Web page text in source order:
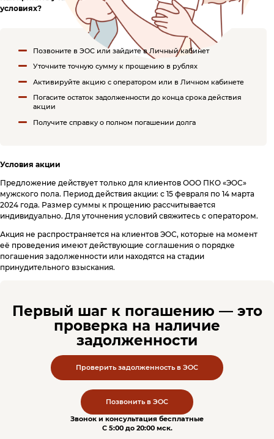
Вопросы и Ответы
Мобильное приложение
Как помочь должнику
Отзывы
ЭОС в СМИ
Горячая линия
8 800 555 17 10c 5:00 до 20:00
Анонимный звонок
8 800 775 02 04c 8:00 до 17:00
Звонок юристу(судебная стадия взыскания)
Юридический адрес:
117638, г. Москва, ул. Одесская,
eos@oooeos.ru
условиях?
Позвоните в ЭОС или зайдите в Личный кабинет
Уточните точную сумму к прощению в рублях
Активируйте акцию с оператором или в Личном кабинете
Погасите остаток задолженности до конца срока действия
акции
Получите справку о полном погашении долга
Условия акции
Предложение действует только для клиентов ООО ПКО «ЭОС»
мужского пола. Период действия акции: с 15 февраля по 14 марта
2024 года. Размер суммы к прощению рассчитывается
индивидуально. Для уточнения условий свяжитесь с оператором.
Акция не распространяется на клиентов ЭОС, которые на момент
её проведения имеют действующие соглашения о порядке
погашения задолженности или находятся на стадии
принудительного взыскания.
Первый шаг к погашению — это
проверка на наличие
задолженности
Проверить задолженность в ЭОС
Позвонить в ЭОС
Звонок и консультация бесплатные
С 5:00 до 20:00 мск.